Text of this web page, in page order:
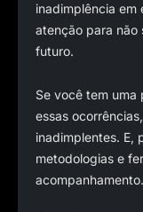
inadimplência em
atenção para não
futuro.
Se você tem
essas
inadimplentes. E,
metodologias e
acompanhamento.